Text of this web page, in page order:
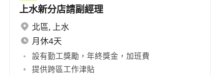
上水新分店請副經理
北區, 上水
月休4天
設有勤工獎勵，年終獎金，加班費
提供跨區工作津貼